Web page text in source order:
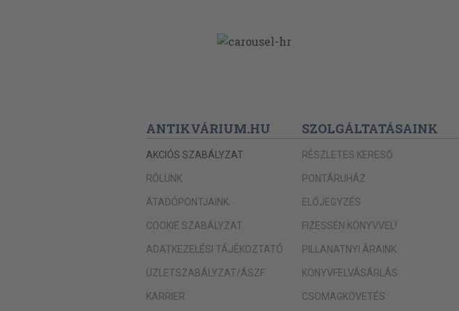
ANTIKVÁRIUM.HU
AKCIÓS SZABÁLYZAT
RÓLUNK
ÁTADÓPONTJAINK
COOKIE SZABÁLYZAT
ADATKEZELÉSI TÁJÉKOZTATÓ
ÜZLETSZABÁLYZAT/ÁSZF
KARRIER
SZOLGÁLTATÁSAINK
RÉSZLETES KERESŐ
PONTÁRUHÁZ
ELŐJEGYZÉS
FIZESSEN KÖNYVVEL!
PILLANATNYI ÁRAINK
KÖNYVFELVÁSÁRLÁS
CSOMAGKÖVETÉS